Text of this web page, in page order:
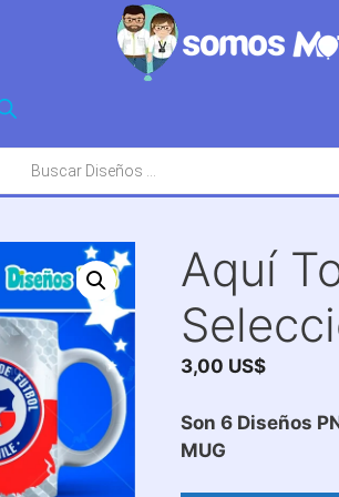
Aquí
3,00 US$
Son 6 Diseños
MUG